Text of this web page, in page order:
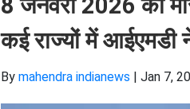
8 जनवरी 2026 का
कई राज्यों में आईएमडी
By mahendra indianews | Jan 7,